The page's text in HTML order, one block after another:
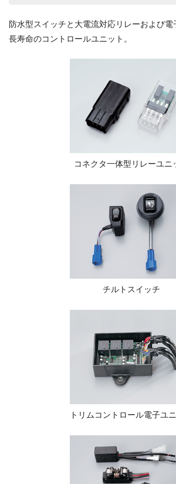
防水型スイッチと大電流対応リレーおよび電
長寿命のコントロールユニット。
コネクタ一体型リレーユニ
チルトスイッチ
トリムコントロール電子ユ